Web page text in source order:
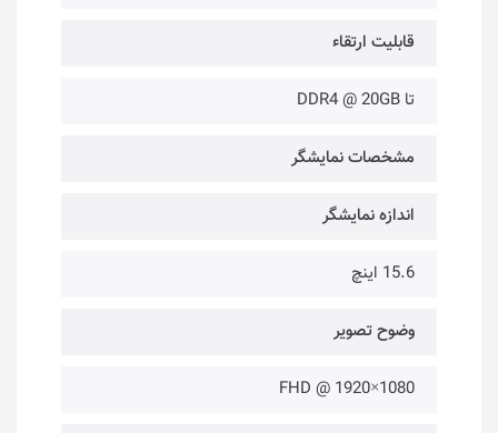
قابلیت ارتقاء
تا DDR4 @ 20GB
مشخصات نمایشگر
اندازه نمایشگر
15.6 اینچ
وضوح تصویر
1080×1920 @ FHD